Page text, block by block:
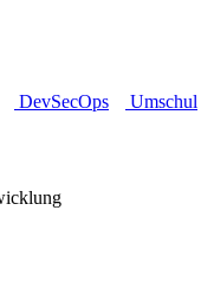
DevSecOps
Umschul